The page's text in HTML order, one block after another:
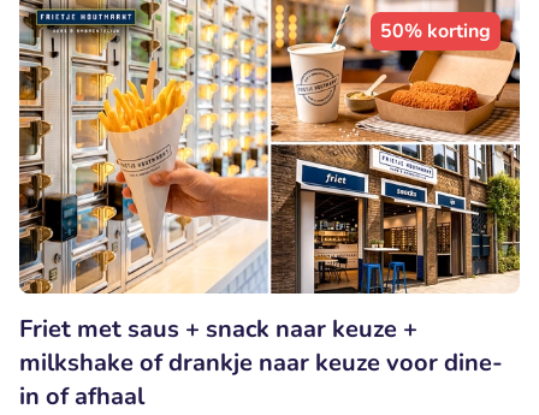
50% korting
Friet met saus + snack naar keuze +
milkshake of drankje naar keuze voor dine-
in of afhaal